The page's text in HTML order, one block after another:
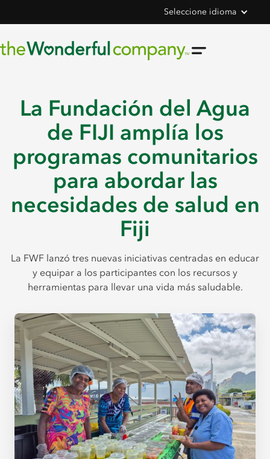
Seleccione idioma
La Fundación del Agua
de FIJI amplía los
programas comunitarios
para abordar las
necesidades de salud en
Fiji
La FWF lanzó tres nuevas iniciativas centradas en educar
y equipar a los participantes con los recursos y
herramientas para llevar una vida más saludable.